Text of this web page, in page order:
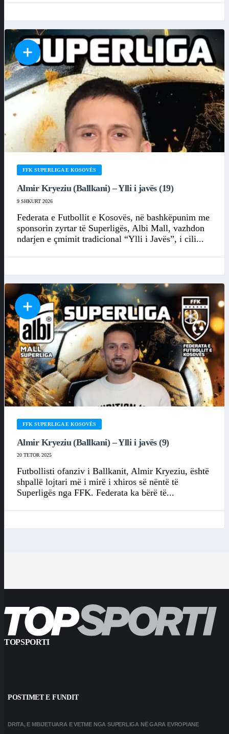
FFK SUPERLIGA E KOSOVËS
Almir Kryeziu (Ballkani) – Ylli i javës (19)
9 SHKURT 2026
Federata e Futbollit e Kosovës, në bashkëpunim me
sponsorin zyrtar të Superligës, Albi Mall, vazhdon
ndarjen e çmimit tradicional “Ylli i Javës”, i cili...
FFK SUPERLIGA E KOSOVËS
Almir Kryeziu (Ballkani) – Ylli i javës (9)
20 TETOR 2025
Futbollisti ofanziv i Ballkanit, Almir Kryeziu, është
shpallë lojtari më i mirë i xhiros së nëntë të
Superligës nga FFK. Federata ka bërë të...
TOPSPORTI
POSTIMET E FUNDIT
DRITA, E MBIJETUARA E VETME NGA SUPERLIGA NË GARA EVROPIANE